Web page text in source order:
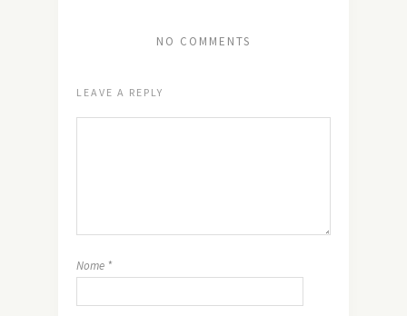
NO COMMENTS
LEAVE A REPLY
Nome *